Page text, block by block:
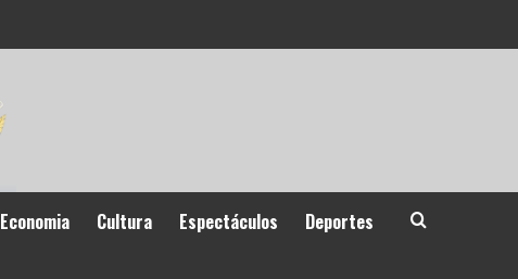
Economia Cultura Espectáculos Deportes